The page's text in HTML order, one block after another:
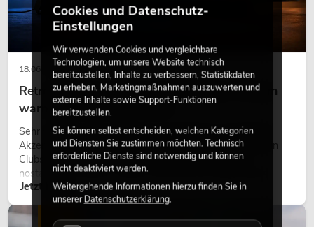
18.06.2026
Retro-Licht im modernen Lichtdesign: Warum
warmes Licht wieder wirkt
Sehr warmes Licht, sichtbare Leuchtflächen und farbige
Akzente prägen viele aktuelle Lichtdesigns auf Bühnen, in
Clubs und bei Events. Retro-Licht ist dabei kein rein
nostalgischer Effekt, sondern ein bewusst eingesetztes
Gestaltungsmittel: Es schafft Atmosphäre, gibt Szenen
Charakter und kann technische LED-Setups emotionaler
wirken lassen.
Jetzt lesen
LICHT
Cookies und Datenschutz-
Einstellungen
Wir verwenden Cookies und vergleichbare
Technologien, um unsere Website technisch
bereitzustellen, Inhalte zu verbessern, Statistikdaten
zu erheben, Marketingmaßnahmen auszuwerten und
externe Inhalte sowie Support-Funktionen
bereitzustellen.
Sie können selbst entscheiden, welchen Kategorien
und Diensten Sie zustimmen möchten. Technisch
erforderliche Dienste sind notwendig und können
nicht deaktiviert werden.
Weitergehende Informationen hierzu finden Sie in
unsererDatenschutzerklärung.